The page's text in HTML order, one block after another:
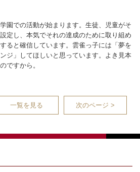
園での活動が始まります。生徒、児童がそ
定し、本気でそれの達成のために取り組め
ると確信しています。雲雀っ子には「夢を
ジ」してほしいと思っています。よき見本
ですから。
一覧を見る 次のページ >